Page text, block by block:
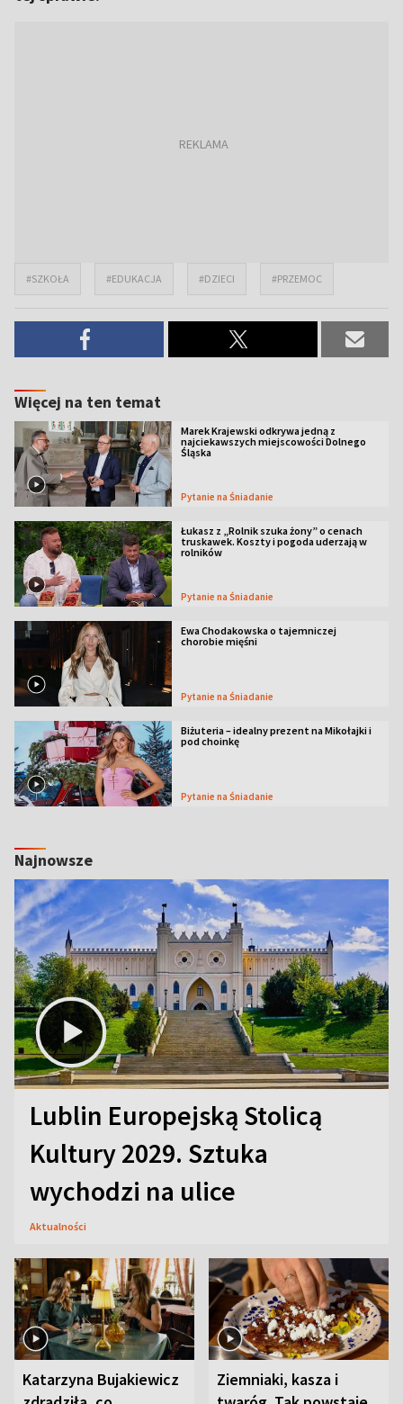
#SZKOŁA #EDUKACJA #DZIECI #PRZEMOC
Więcej na ten temat
Marek Krajewski odkrywa jedną z
najciekawszych miejscowości Dolnego
Śląska
Pytanie na Śniadanie
Łukasz z „Rolnik szuka żony” o cenach
truskawek. Koszty i pogoda uderzają w
rolników
Pytanie na Śniadanie
Ewa Chodakowska o tajemniczej
chorobie mięśni
Pytanie na Śniadanie
Biżuteria – idealny prezent na Mikołajki i
pod choinkę
Pytanie na Śniadanie
Najnowsze
Lublin Europejską Stolicą
Kultury 2029. Sztuka
wychodzi na ulice
Aktualności
Katarzyna Bujakiewicz
Ziemniaki, kasza i